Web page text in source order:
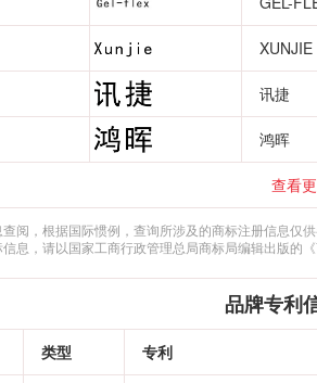
XUNJIE
讯捷
鸿晖
查看
阅，根据国际惯例，查询所涉及的商标注册信息仅
息，请以国家工商行政管理总局商标局编辑出版的
品牌专利
类型 专利